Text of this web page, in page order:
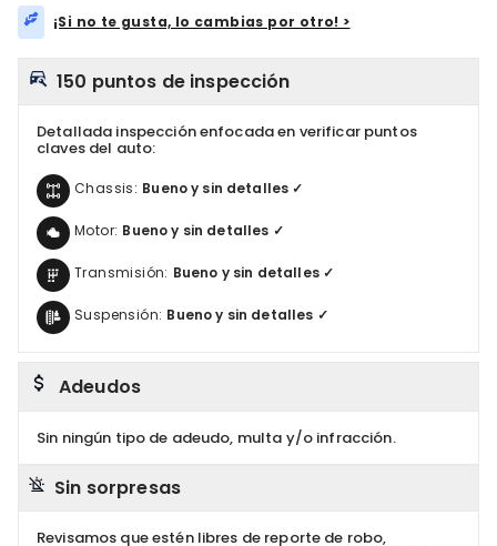
¡Si no te gusta, lo cambias por otro! >
150 puntos de inspección
Detallada inspección enfocada en verificar puntos
claves del auto:
Chassis: Bueno y sin detalles ✓
Motor: Bueno y sin detalles ✓
Transmisión: Bueno y sin detalles ✓
Suspensión: Bueno y sin detalles ✓
Adeudos
Sin ningún tipo de adeudo, multa y/o infracción.
Sin sorpresas
Revisamos que estén libres de reporte de robo,